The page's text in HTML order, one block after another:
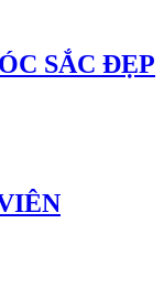
SẮC ĐẸP